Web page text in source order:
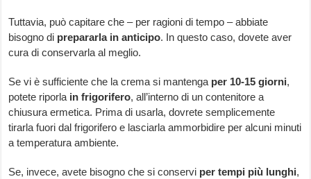
Tuttavia, può capitare che – per ragioni di tempo – abbiate
bisogno di prepararla in anticipo. In questo caso, dovete aver
cura di conservarla al meglio.
Se vi è sufficiente che la crema si mantenga per 10-15 giorni,
potete riporla in frigorifero, all’interno di un contenitore a
chiusura ermetica. Prima di usarla, dovrete semplicemente
tirarla fuori dal frigorifero e lasciarla ammorbidire per alcuni minuti
a temperatura ambiente.
Se, invece, avete bisogno che si conservi per tempi più lunghi,